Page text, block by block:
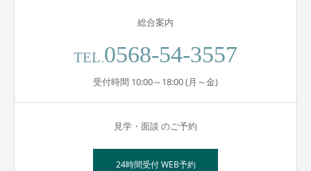
総合案内
TEL.0568-54-3557
受付時間 10:00～18:00 (月～金)
見学・面談 のご予約
24時間受付 WEB予約